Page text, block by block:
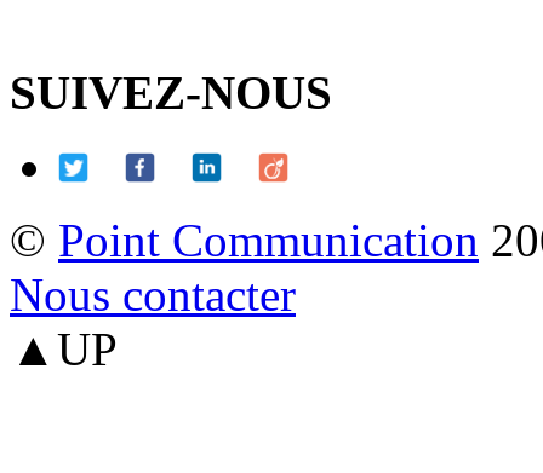
SUIVEZ-NOUS
© Point Communication
Nous contacter
▲UP